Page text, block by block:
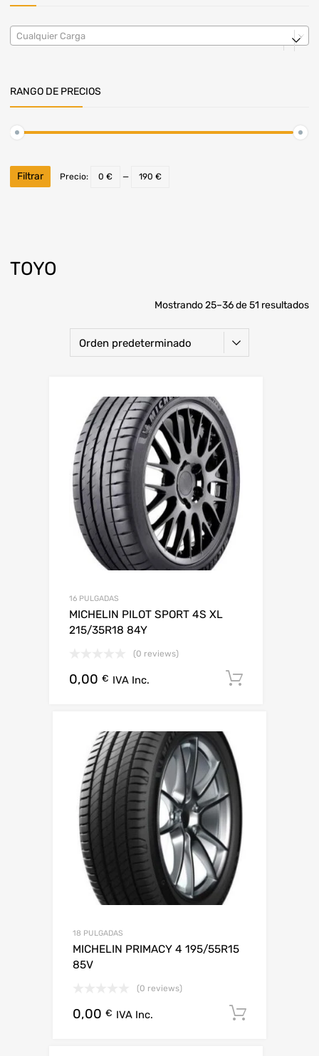
TOYO
Mostrando 25–36 de 51 resultados
16 PULGADAS
MICHELIN PILOT SPORT 4S XL
215/35R18 84Y
(0 reviews)
0,00 € IVA Inc.
18 PULGADAS
MICHELIN PRIMACY 4 195/55R15
85V
(0 reviews)
0,00 € IVA Inc.
Cualquier Carga
RANGO DE PRECIOS
Filtrar Precio: 0 € — 190 €